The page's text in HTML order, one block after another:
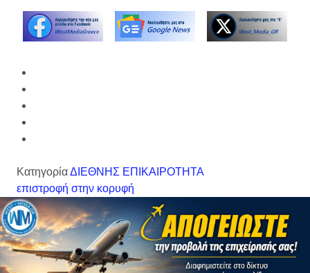
ΚατηγορίαΔΙΕΘΝΗΣ ΕΠΙΚΑΙΡΟΤΗΤΑ
επιστροφή στην κορυφή